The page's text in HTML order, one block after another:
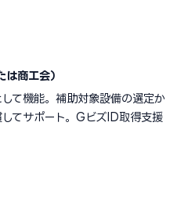
は商工会）
て機能。補助対象設備の選定か
てサポート。GビズID取得支援